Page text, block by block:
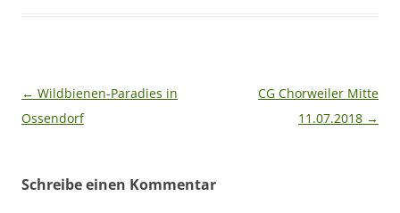
Beitragsnavigation
← Wildbienen-Paradies in
Ossendorf
CG Chorweiler Mitte
11.07.2018 →
Schreibe einen Kommentar